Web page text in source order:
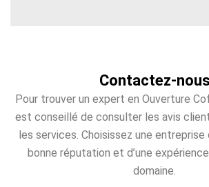
Contactez-nous
Pour trouver un expert en Ouverture
est conseillé de consulter les avis
les services. Choisissez une entreprise
bonne réputation et d’une
domaine.